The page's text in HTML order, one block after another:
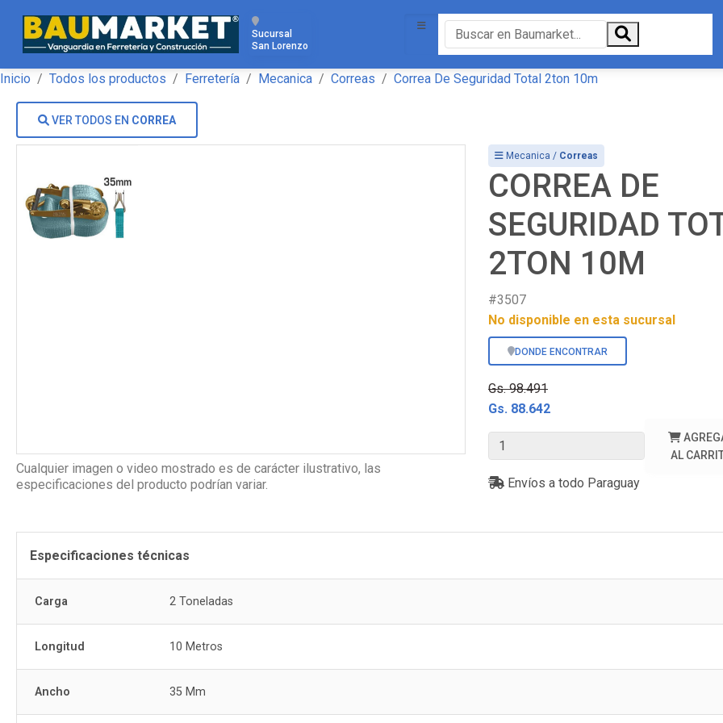
Sucursal
San Lorenzo
Inicio Todos los productos Ferretería Mecanica Correas Correa De Seguridad Total 2ton 10m
VER TODOS EN CORREA
Cualquier imagen o video mostrado es de carácter ilustrativo, las
especificaciones del producto podrían variar.
Mecanica / Correas
CORREA DE
SEGURIDAD
2TON 10M
#3507
No disponible en esta sucursal
DONDE ENCONTRAR
Gs. 98.491
Gs. 88.642
AL
Envíos a todo Paraguay
Especificaciones técnicas
Carga 2 Toneladas
Longitud 10 Metros
Ancho 35 Mm